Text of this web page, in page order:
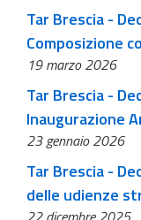
Tar Brescia -
Composizione
pubbliche
al 30 giugno
19 marzo 2026
Tar Brescia -
Inaugurazione
Convocazione
23 gennaio 2026
Tar Brescia -
delle udienze